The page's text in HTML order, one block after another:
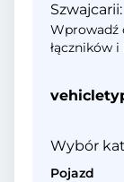
Szwajcarii:
Wprowadź
łączników
Wybór
Pojazd